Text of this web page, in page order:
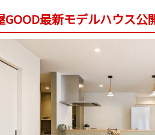
GOOD最新モデルハウス